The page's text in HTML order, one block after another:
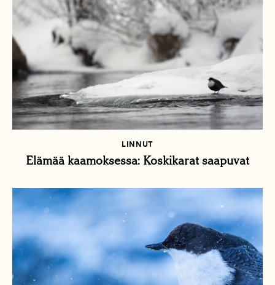
LINNUT
Elämää kaamoksessa: Koskikarat saapuvat